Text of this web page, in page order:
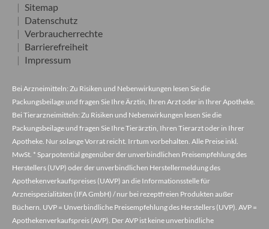
Sitemap
Datenschutz
Verbraucherrechte
Barrierefreiheit
Impressum
Bei Arzneimitteln: Zu Risiken und Nebenwirkungen lesen Sie die
Packungsbeilage und fragen Sie Ihre Ärztin, Ihren Arzt oder in Ihrer Apotheke.
Bei Tierarzneimitteln: Zu Risiken und Nebenwirkungen lesen Sie die
Packungsbeilage und fragen Sie Ihre Tierärztin, Ihren Tierarzt oder in Ihrer
Apotheke. Nur solange Vorrat reicht. Irrtum vorbehalten. Alle Preise inkl.
MwSt. * Sparpotential gegenüber der unverbindlichen Preisempfehlung des
Herstellers (UVP) oder der unverbindlichen Herstellermeldung des
Apothekenverkaufspreises (UAVP) an die Informationsstelle für
Arzneispezialitäten (IFA GmbH) / nur bei rezeptfreien Produkten außer
Büchern. UVP = Unverbindliche Preisempfehlung des Herstellers (UVP). AVP =
Apothekenverkaufspreis (AVP). Der AVP ist keine unverbindliche